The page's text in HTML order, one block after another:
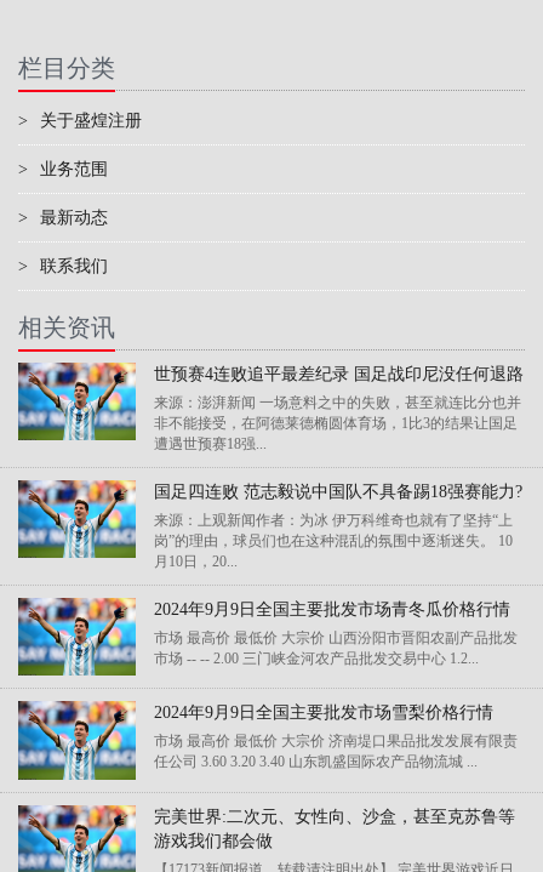
栏目分类
> 关于盛煌注册
> 业务范围
> 最新动态
> 联系我们
相关资讯
世预赛4连败追平最差纪录 国足战印尼没任何退路
来源：澎湃新闻 一场意料之中的失败，甚至就连比分也并
非不能接受，在阿德莱德椭圆体育场，1比3的结果让国足
遭遇世预赛18强...
国足四连败 范志毅说中国队不具备踢18强赛能力?
来源：上观新闻作者：为冰 伊万科维奇也就有了坚持“上
岗”的理由，球员们也在这种混乱的氛围中逐渐迷失。 10
月10日，20...
2024年9月9日全国主要批发市场青冬瓜价格行情
市场 最高价 最低价 大宗价 山西汾阳市晋阳农副产品批发
市场 -- -- 2.00 三门峡金河农产品批发交易中心 1.2...
2024年9月9日全国主要批发市场雪梨价格行情
市场 最高价 最低价 大宗价 济南堤口果品批发发展有限责
任公司 3.60 3.20 3.40 山东凯盛国际农产品物流城 ...
完美世界:二次元、女性向、沙盒，甚至克苏鲁等
游戏我们都会做